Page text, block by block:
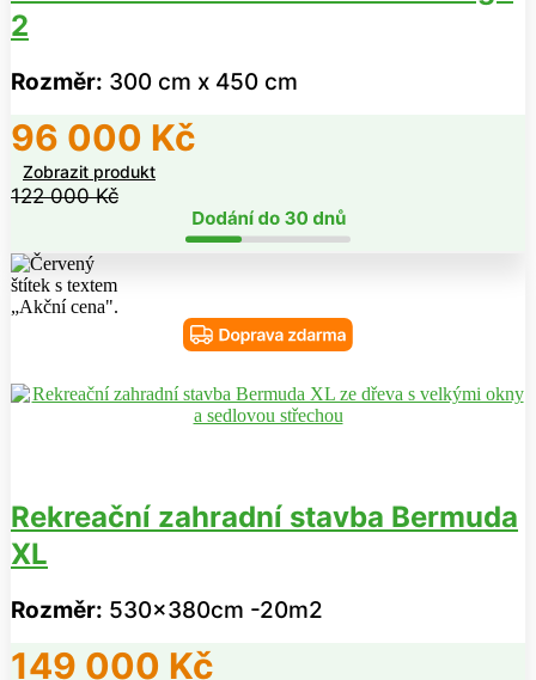
2
Rozměr: 300 cm x 450 cm
96 000 Kč
Zobrazit produkt
122 000Kč
Rekreační zahradní stavba Bermuda
XL
Rozměr: 530x380cm -20m2
149 000 Kč